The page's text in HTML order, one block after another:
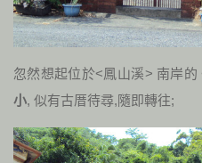
忽然想起位於<鳳山溪> 南岸
小, 似有古厝待尋,隨即轉往;